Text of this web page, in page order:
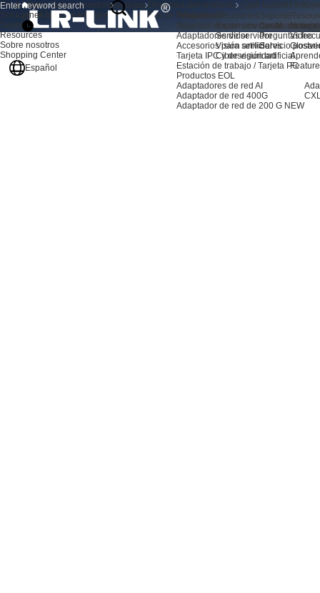
Productos
Adaptadores de servidor AI
Adaptadores de servidor
Accesorios para servidores
Tarjeta IPC y de visión artificial
Estación de trabajo / Tarjeta PC
Productos EOL
Adaptadores de red AI
Adaptador de red 400G
Adaptador de red de 200 G NEW
Soluciones
Expansión de
Servidor
Visión artificial
Ciberseguridad
Soporte
Centro de
Preguntas
Servicio
Video
Productos
Soluciones
Soporte
Resources
Sobre nosotros
Shopping Center
Español
Inicio Sobre nosotros Noticias Dinámica del producto ¿Qué factores
¿Qué factores influyen en la pérdida de fotogramas?